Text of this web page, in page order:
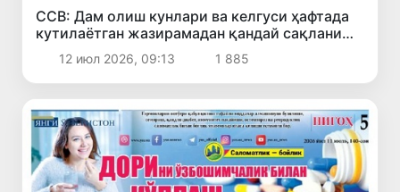
ССВ: Дам олиш кунлари ва келгуси ҳафтада
кутилаётган жазирамадан қандай сақланиш
керак?12 июл 2026, 09:13 1 885